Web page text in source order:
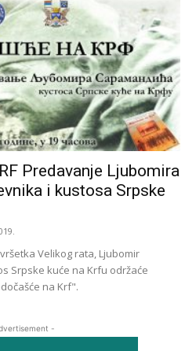
Predavanje Ljubomira
i kustosa Srpske
Velikog rata, Ljubomir
Srpske kuće na Krfu održaće
na Krf".
-